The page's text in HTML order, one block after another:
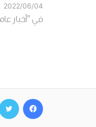
زيارة في
من
2022/06/04
في "أخبار
فيسبوك